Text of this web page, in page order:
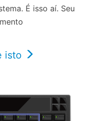
É isso aí. Seu
isto